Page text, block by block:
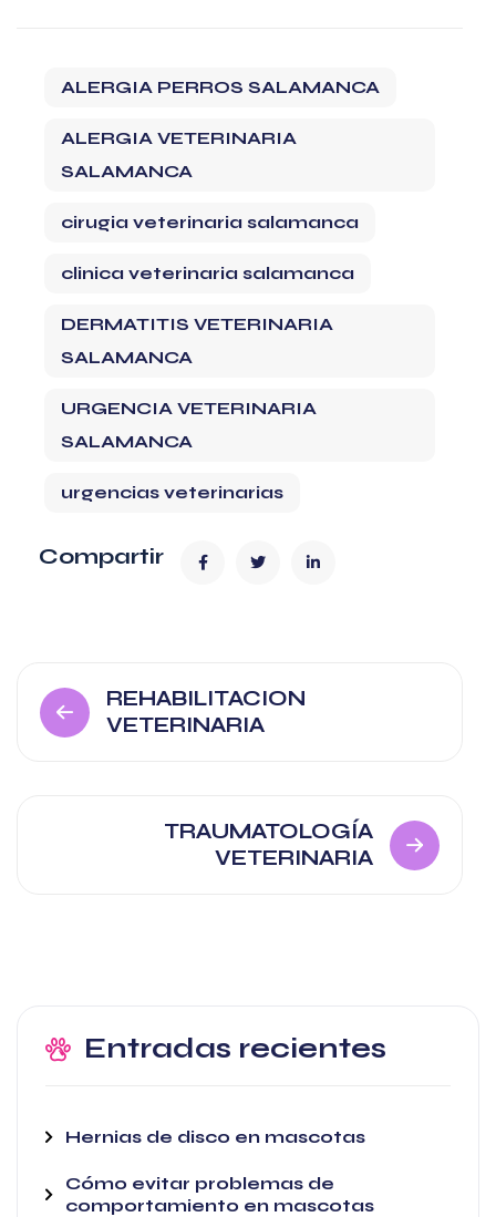
ALERGIA PERROS SALAMANCA
ALERGIA VETERINARIA
SALAMANCA
cirugia veterinaria salamanca
clinica veterinaria salamanca
DERMATITIS VETERINARIA
SALAMANCA
URGENCIA VETERINARIA
SALAMANCA
urgencias veterinarias
Compartir
Navegación
entradas
REHABILITACION
VETERINARIA
TRAUMATOLOGÍA
VETERINARIA
Entradas recientes
Hernias de disco en mascotas
Cómo evitar problemas de
comportamiento en mascotas